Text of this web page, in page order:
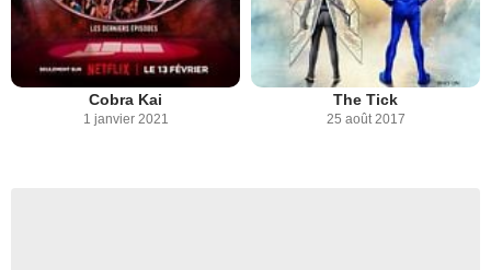
Cobra Kai
1 janvier 2021
The Tick
25 août 2017